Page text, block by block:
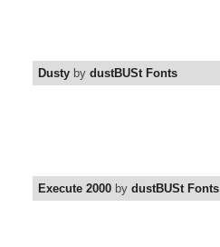
Dusty by dustBUSt Fonts
Execute 2000 by dustBUSt Fonts